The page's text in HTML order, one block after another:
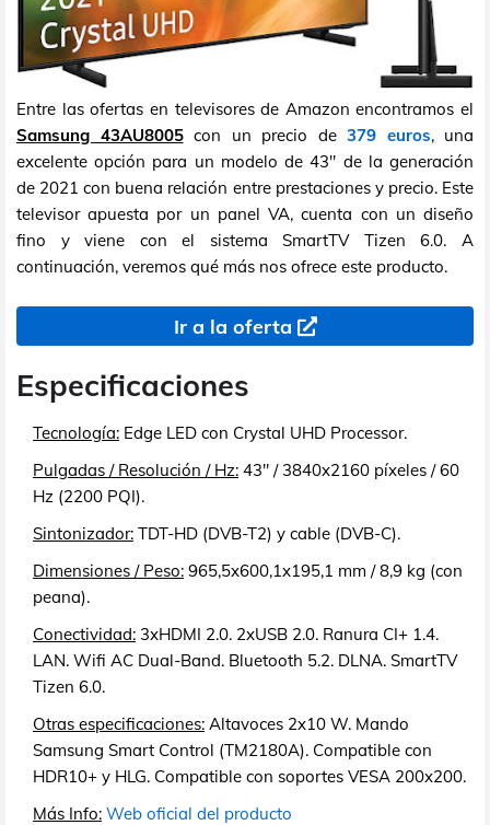
Entre las ofertas en televisores de Amazon encontramos el
Samsung 43AU8005con un precio de 379 euros, una
excelente opción para un modelo de 43" de la generación
de 2021 con buena relación entre prestaciones y precio. Este
televisor apuesta por un panel VA, cuenta con un diseño
fino y viene con el sistema SmartTV Tizen 6.0. A
continuación, veremos qué más nos ofrece este producto.
Ir a la oferta
Especificaciones
Tecnología: Edge LED con Crystal UHD Processor.
Pulgadas / Resolución / Hz: 43" / 3840x2160 píxeles / 60
Hz (2200 PQI).
Sintonizador: TDT-HD (DVB-T2) y cable (DVB-C).
Dimensiones / Peso: 965,5x600,1x195,1 mm / 8,9 kg (con
peana).
Conectividad: 3xHDMI 2.0. 2xUSB 2.0. Ranura CI+ 1.4.
LAN. Wifi AC Dual-Band. Bluetooth 5.2. DLNA. SmartTV
Tizen 6.0.
Otras especificaciones: Altavoces 2x10 W. Mando
Samsung Smart Control (TM2180A). Compatible con
HDR10+ y HLG. Compatible con soportes VESA 200x200.
Más Info: Web oficial del producto